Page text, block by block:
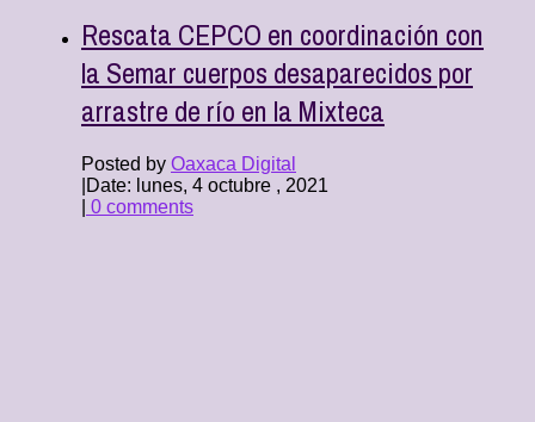
Rescata CEPCO en coordinación con
la Semar cuerpos desaparecidos por
arrastre de río en la Mixteca
Posted by Oaxaca Digital
Date: lunes, 4 octubre , 2021
0 comments